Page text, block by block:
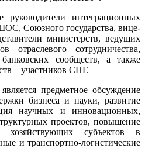
интеграционных
Союзного государства, вице-
министерств, ведущих
отраслевого сотрудничества,
сообществ, а также
– участников СНГ.
предметное обсуждение
бизнеса и науки, развитие
научных и инновационных,
проектов, повышение
субъектов в
и транспортно-логистические